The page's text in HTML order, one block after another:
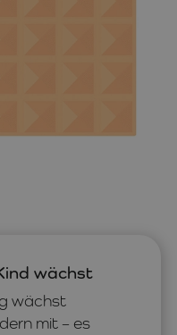
wächst
wächst
mit – es